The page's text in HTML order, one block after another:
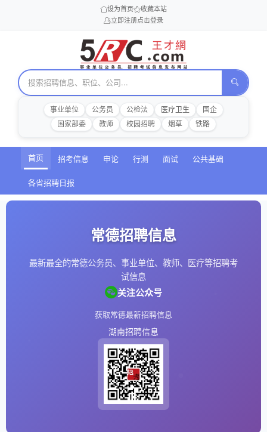
设为首页
收藏本站
立即注册点击登录
事业单位 公务员 公检法 医疗卫生
国企
国家部委
教师 校园招聘 烟草 铁路
首页 招考信息 申论 行测 面试 公共基础
各省招聘日报
常德招聘信息
最新最全的常德公务员、事业单位、教师、医疗等招聘考
试信息
关注公众号
获取常德最新招聘信息
湖南招聘信息